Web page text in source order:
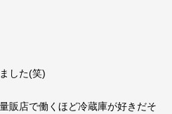
した(笑)
販店で働くほど冷蔵庫が好きだそ